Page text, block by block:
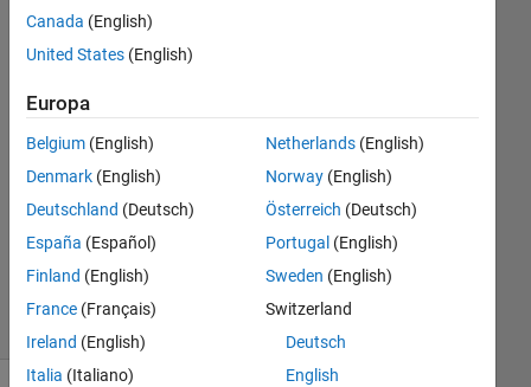
Gilad
12 Giu
2018
0
Risposte
17 Giu
2018
15
Visualizzazioni
Canada (English)
United States (English)
Europa
Belgium (English)
Denmark (English)
Deutschland (Deutsch)
España (Español)
Finland (English)
France (Français)
Ireland (English)
Italia (Italiano)
Netherlands(English)
Norway(English)
Österreich (Deutsch)
Portugal (English)
Sweden (English)
Switzerland
Deutsch
English